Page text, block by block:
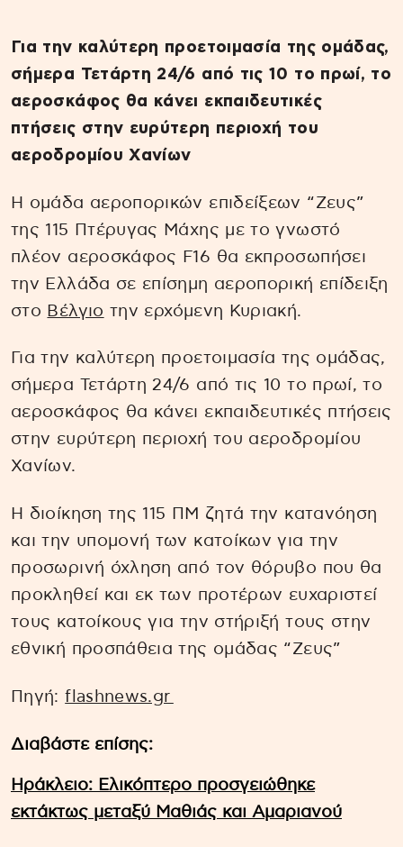
Για την καλύτερη προετοιμασία της ομάδας,
σήμερα Τετάρτη 24/6 από τις 10 το πρωί, το
αεροσκάφος θα κάνει εκπαιδευτικές
πτήσεις στην ευρύτερη περιοχή του
αεροδρομίου Χανίων
Η ομάδα αεροπορικών επιδείξεων “Ζευς”
της 115 Πτέρυγας Μάχης με το γνωστό
πλέον αεροσκάφος F16 θα εκπροσωπήσει
την Ελλάδα σε επίσημη αεροπορική επίδειξη
στο Βέλγιο την ερχόμενη Κυριακή.
Για την καλύτερη προετοιμασία της ομάδας,
σήμερα Τετάρτη 24/6 από τις 10 το πρωί, το
αεροσκάφος θα κάνει εκπαιδευτικές πτήσεις
στην ευρύτερη περιοχή του αεροδρομίου
Χανίων.
Η διοίκηση της 115 ΠΜ ζητά την κατανόηση
και την υπομονή των κατοίκων για την
προσωρινή όχληση από τον θόρυβο που θα
προκληθεί και εκ των προτέρων ευχαριστεί
τους κατοίκους για την στήριξή τους στην
εθνική προσπάθεια της ομάδας “Ζευς”
Πηγή:flashnews.gr
Διαβάστε επίσης:
Hράκλειο: Ελικόπτερο προσγειώθηκε
εκτάκτως μεταξύ Μαθιάς και Αμαριανού